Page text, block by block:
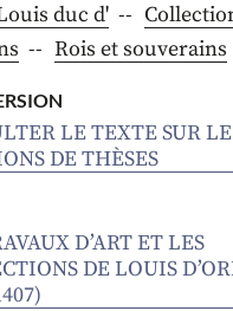
duc d'
Rois et souverains
LE TEXTE SUR
DE THÈSES
D’ART ET LES
DE LOUIS